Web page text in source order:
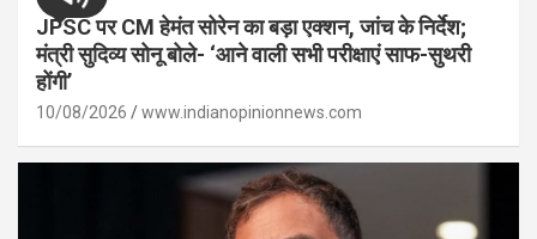
JPSC पर CM हेमंत सोरेन का बड़ा एक्शन, जांच के निर्देश;
मंत्री सुदिव्य सोनू बोले- ‘आने वाली सभी परीक्षाएं साफ-सुथरी
होंगी’
10/08/2026 www.indianopinionnews.com